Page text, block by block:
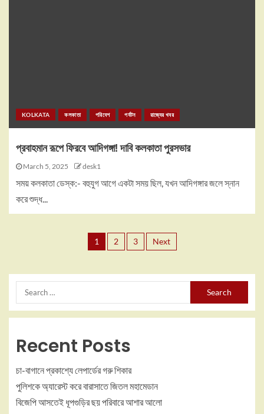
KOLKATA কলকাতা পরিবেশ পর্যটন রাজ্যের খবর
প্রবাহমান রূপে ফিরবে আদিগঙ্গা! দাবি কলকাতা পুরসভার
March 5, 2025 desk1
সময় কলকাতা ডেস্ক:- বহুযুগ আগে একটা সময় ছিল, যখন আদিগঙ্গার জলে স্নান
করে শুদ্ধ...
1 2 3 Next
Recent Posts
চা-বাগানে প্রকাশ্যে লেপার্ডের গরু শিকার
পুলিশকে অ্যারেস্ট করে বারাসাতে জিতল মহামেডান
বিজেপি আসতেই ধূপগুড়ির ছয় পরিবারে আশার আলো